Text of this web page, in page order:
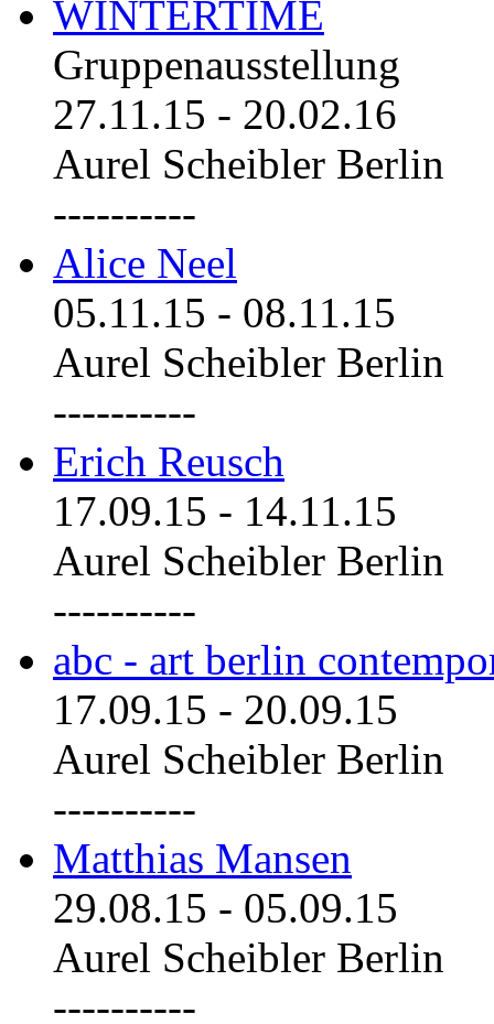
WINTERTIME
Gruppenausstellung
27.11.15 - 20.02.16
Aurel Scheibler Berlin
----------
Alice Neel
05.11.15 - 08.11.15
Aurel Scheibler Berlin
----------
Erich Reusch
17.09.15 - 14.11.15
Aurel Scheibler Berlin
----------
abc - art berlin
17.09.15 - 20.09.15
Aurel Scheibler Berlin
----------
Matthias Mansen
29.08.15 - 05.09.15
Aurel Scheibler Berlin
----------